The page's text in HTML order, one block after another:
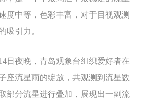
度中等，色彩丰富，对于目视观测
吸引力。
日夜晚，青岛观象台组织爱好者在
座流星雨的绽放，共观测到流星数
部分流星进行叠加，展现出一副流